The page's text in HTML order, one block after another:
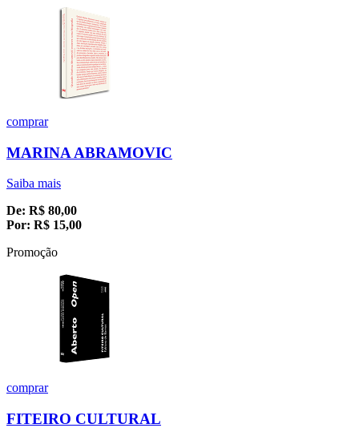
comprar
MARINA ABRAMOVIC
Saiba mais
De: R$ 80,00
Por: R$ 15,00
Promoção
comprar
FITEIRO CULTURAL